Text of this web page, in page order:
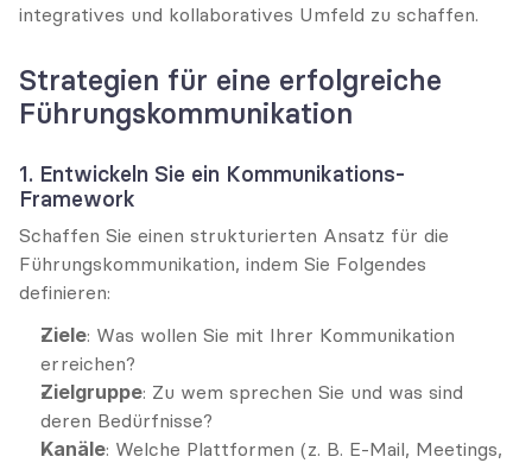
integratives und kollaboratives Umfeld zu schaffen.
Strategien für eine erfolgreiche
Führungskommunikation
1. Entwickeln Sie ein Kommunikations-
Framework
Schaffen Sie einen strukturierten Ansatz für die
Führungskommunikation, indem Sie Folgendes
definieren:
Ziele: Was wollen Sie mit Ihrer Kommunikation
erreichen?
Zielgruppe: Zu wem sprechen Sie und was sind
deren Bedürfnisse?
Kanäle: Welche Plattformen (z. B. E-Mail, Meetings,